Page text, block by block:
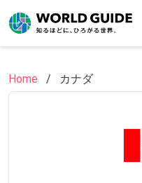
to
main
Home
カナダ